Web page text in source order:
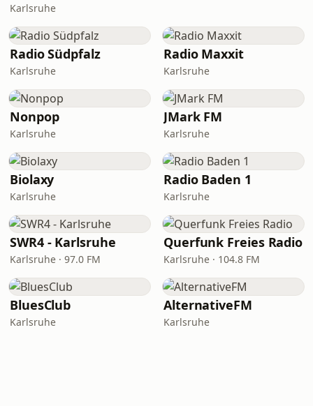
Karlsruhe
Radio Südpfalz
Karlsruhe
Radio Maxxit
Karlsruhe
Nonpop
Karlsruhe
JMark FM
Karlsruhe
Biolaxy
Karlsruhe
Radio Baden 1
Karlsruhe
SWR4 - Karlsruhe
Karlsruhe · 97.0 FM
Querfunk Freies Radio
Karlsruhe · 104.8 FM
BluesClub
Karlsruhe
AlternativeFM
Karlsruhe